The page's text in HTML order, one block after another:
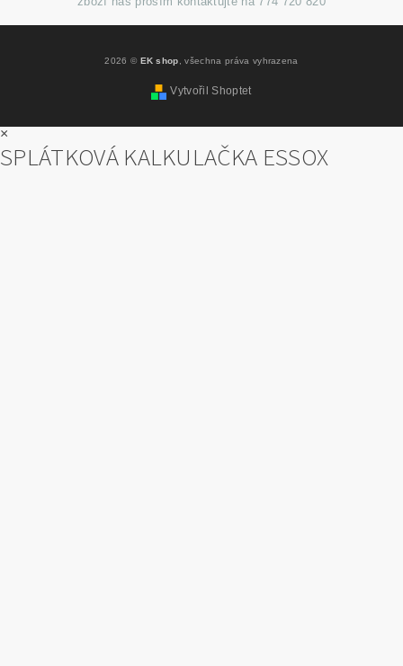
2026 © EK shop , všechna práva vyhrazena
Vytvořil Shoptet
×
SPLÁTKOVÁ KALKULAČKA ESSOX